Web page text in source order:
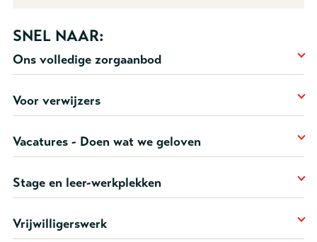
SNEL NAAR:
Ons volledige zorgaanbod
Voor verwijzers
Vacatures - Doen wat we geloven
Stage en leer-werkplekken
Vrijwilligerswerk